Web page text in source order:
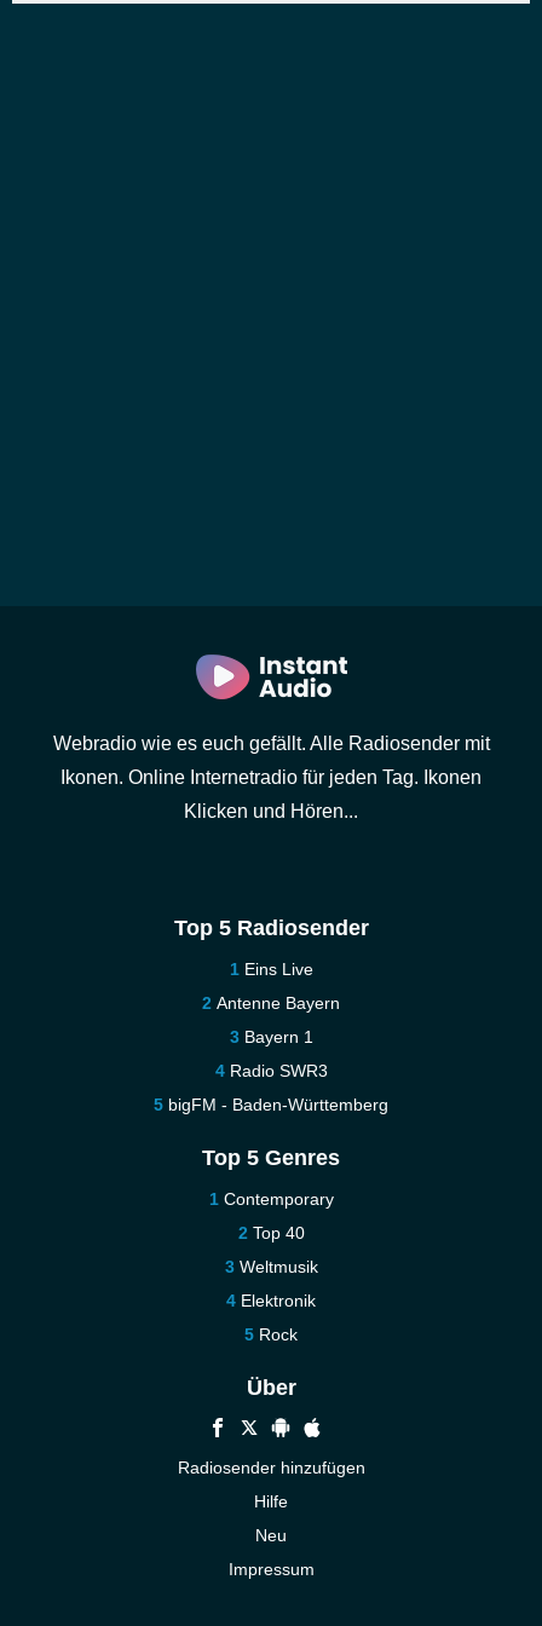
Webradio wie es euch gefällt. Alle Radiosender mit
Ikonen. Online Internetradio für jeden Tag. Ikonen
Klicken und Hören...
Top 5 Radiosender
Eins Live
Antenne Bayern
Bayern 1
Radio SWR3
bigFM - Baden-Württemberg
Top 5 Genres
Contemporary
Top 40
Weltmusik
Elektronik
Rock
Über
Radiosender hinzufügen
Hilfe
Neu
Impressum